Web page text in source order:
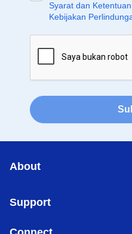
Syarat dan Ketentuan
Kebijakan
About
Support